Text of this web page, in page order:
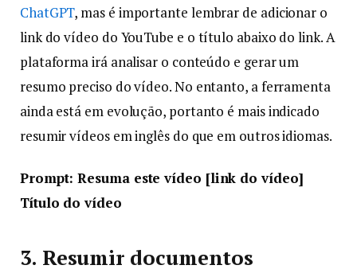
ChatGPT, mas é importante lembrar de adicionar o
link do vídeo do YouTube e o título abaixo do link. A
plataforma irá analisar o conteúdo e gerar um
resumo preciso do vídeo. No entanto, a ferramenta
ainda está em evolução, portanto é mais indicado
resumir vídeos em inglês do que em outros idiomas.
Prompt: Resuma este vídeo [link do vídeo]
Título do vídeo
3. Resumir documentos